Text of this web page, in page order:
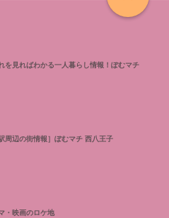
を見ればわかる一人暮らし情報！ぽむマチ
周辺の街情報］ぽむマチ 西八王子
・映画のロケ地